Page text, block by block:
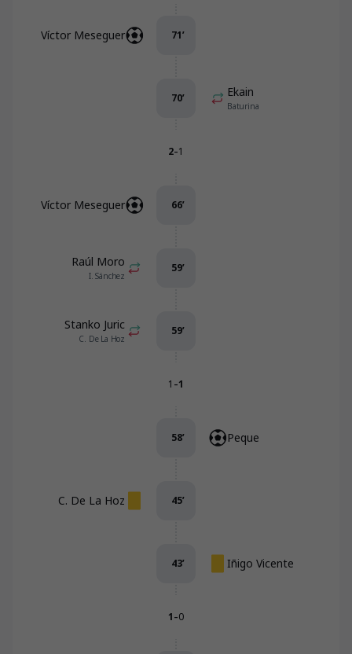
Víctor Meseguer 71’
Ekain
Baturina
70’
2-1
Víctor Meseguer 66’
Raúl Moro
I. Sánchez
59’
Stanko Juric
C. De La Hoz
59’
1 -1
Peque
58’
C. De La Hoz 45’
Iñigo Vicente
43’
1-0